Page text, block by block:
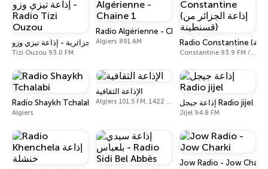
إذاعة الجزائرية - إذاعة تيزي وزو - Radio Tizi Ouzou
Tizi Ouzou 93.0 FM
Radio Algérienne - Chaine 1
Algiers 891 AM
Constantine 93.9 FM / 97.7 FM
Radio Shaykh Tchalabi
Algiers
الإذاعة الثقافية
Algiers 101.5 FM, 1422 AM إذاعة جيجل Radio jijel
Jijel 94.8 FM
Jow Radio - Jow Charki